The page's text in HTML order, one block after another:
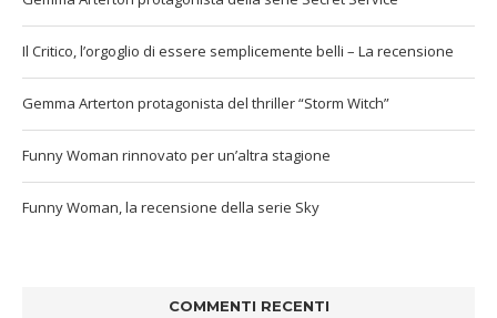
Il Critico, l’orgoglio di essere semplicemente belli – La recensione
Gemma Arterton protagonista del thriller “Storm Witch”
Funny Woman rinnovato per un’altra stagione
Funny Woman, la recensione della serie Sky
COMMENTI RECENTI